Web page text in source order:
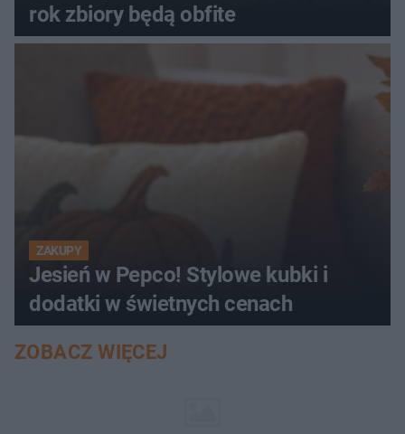
rok zbiory będą obfite
ZAKUPY
Jesień w Pepco! Stylowe kubki i
dodatki w świetnych cenach
ZOBACZ WIĘCEJ